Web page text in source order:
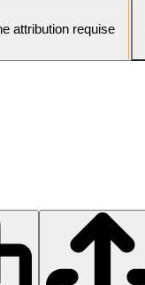
attribution requise